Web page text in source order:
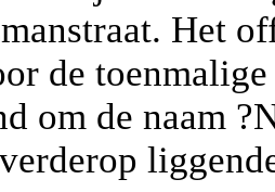
Het
de
om de naam